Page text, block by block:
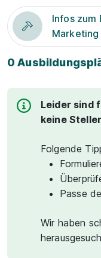
Infos zum
Marketing
0
Leider sind
keine
Folgende
Passe
Wir haben